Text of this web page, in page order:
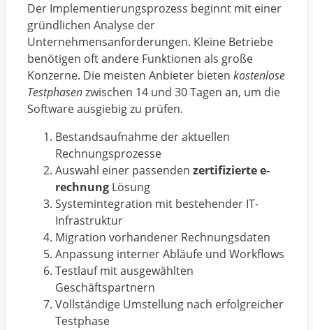
Der Implementierungsprozess beginnt mit einer
gründlichen Analyse der
Unternehmensanforderungen. Kleine Betriebe
benötigen oft andere Funktionen als große
Konzerne. Die meisten Anbieter bieten kostenlose
Testphasenzwischen 14 und 30 Tagen an, um die
Software ausgiebig zu prüfen.
Bestandsaufnahme der aktuellen
Rechnungsprozesse
Auswahl einer passenden zertifizierte e-
rechnung Lösung
Systemintegration mit bestehender IT-
Infrastruktur
Migration vorhandener Rechnungsdaten
Anpassung interner Abläufe und Workflows
Testlauf mit ausgewählten
Geschäftspartnern
Vollständige Umstellung nach erfolgreicher
Testphase